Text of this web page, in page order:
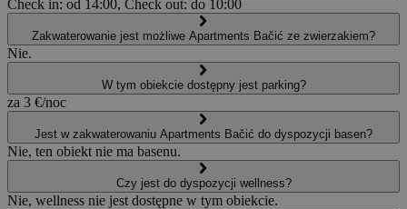
Check in: od 14:00, Check out: do 10:00
Zakwaterowanie jest możliwe Apartments Bačić ze zwierzakiem?
Nie.
W tym obiekcie dostępny jest parking?
za 3 €/noc
Jest w zakwaterowaniu Apartments Bačić do dyspozycji basen?
Nie, ten obiekt nie ma basenu.
Czy jest do dyspozycji wellness?
Nie, wellness nie jest dostępne w tym obiekcie.